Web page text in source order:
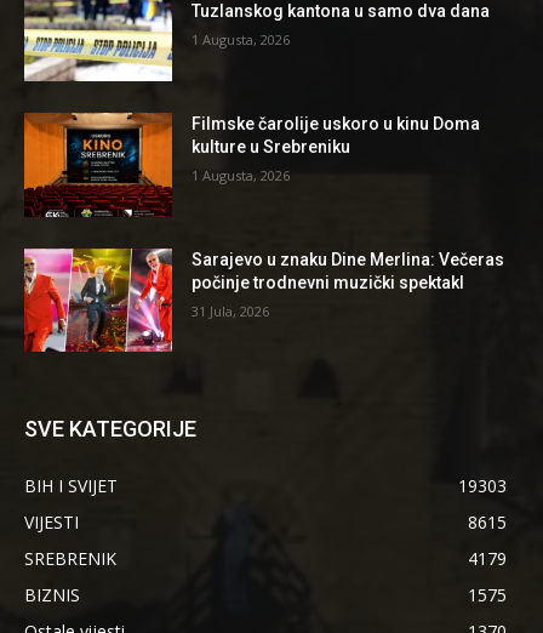
Tuzlanskog kantona u samo dva dana
1 Augusta, 2026
Filmske čarolije uskoro u kinu Doma
kulture u Srebreniku
1 Augusta, 2026
Sarajevo u znaku Dine Merlina: Večeras
počinje trodnevni muzički spektakl
31 Jula, 2026
SVE KATEGORIJE
BIH I SVIJET
19303
VIJESTI
8615
SREBRENIK
4179
BIZNIS
1575